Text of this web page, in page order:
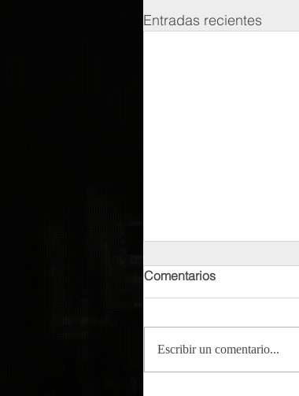
Entradas recientes
Comentarios
Escribir un comentario...